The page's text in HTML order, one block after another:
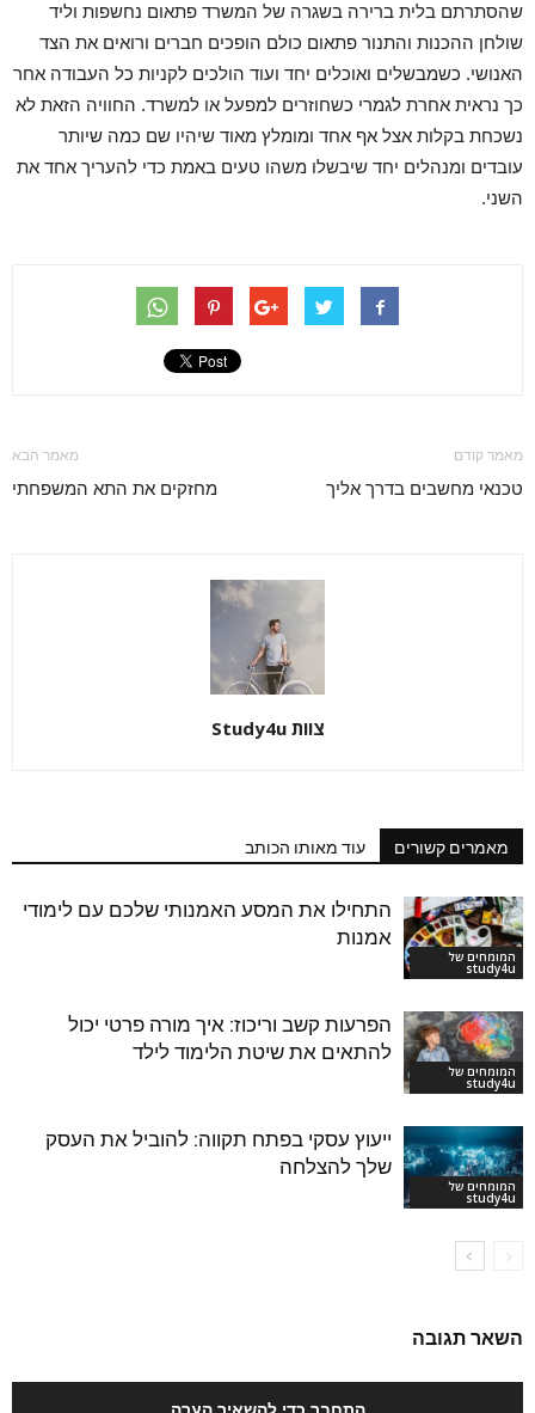
שהסתרתם בלית ברירה בשגרה של המשרד פתאום נחשפות וליד
שולחן ההכנות והתנור פתאום כולם הופכים חברים ורואים את הצד
האנושי. כשמבשלים ואוכלים יחד ועוד הולכים לקניות כל העבודה אחר
כך נראית אחרת לגמרי כשחוזרים למפעל או למשרד. החוויה הזאת לא
נשכחת בקלות אצל אף אחד ומומלץ מאוד שיהיו שם כמה שיותר
עובדים ומנהלים יחד שיבשלו משהו טעים באמת כדי להעריך אחד את
השני.
מאמר קודם
טכנאי מחשבים בדרך אליך
מאמר הבא
מחזקים את התא המשפחתי
צוות Study4u
מאמרים קשורים עוד מאותו הכותב
המומחים של
study4u
התחילו את המסע האמנותי שלכם עם לימודי
אמנות
המומחים של
study4u
הפרעות קשב וריכוז: איך מורה פרטי יכול
להתאים את שיטת הלימוד לילד
המומחים של
study4u
ייעוץ עסקי בפתח תקווה: להוביל את העסק
שלך להצלחה
השאר תגובה